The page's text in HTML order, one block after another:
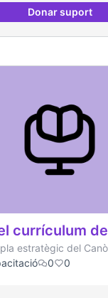
Donar suport
ILP Drets
currículum
estratègic del
0 0